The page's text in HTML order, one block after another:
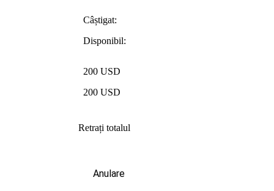
Câștigat:
Disponibil:
200 USD
200 USD
Retrați totalul
Anulare